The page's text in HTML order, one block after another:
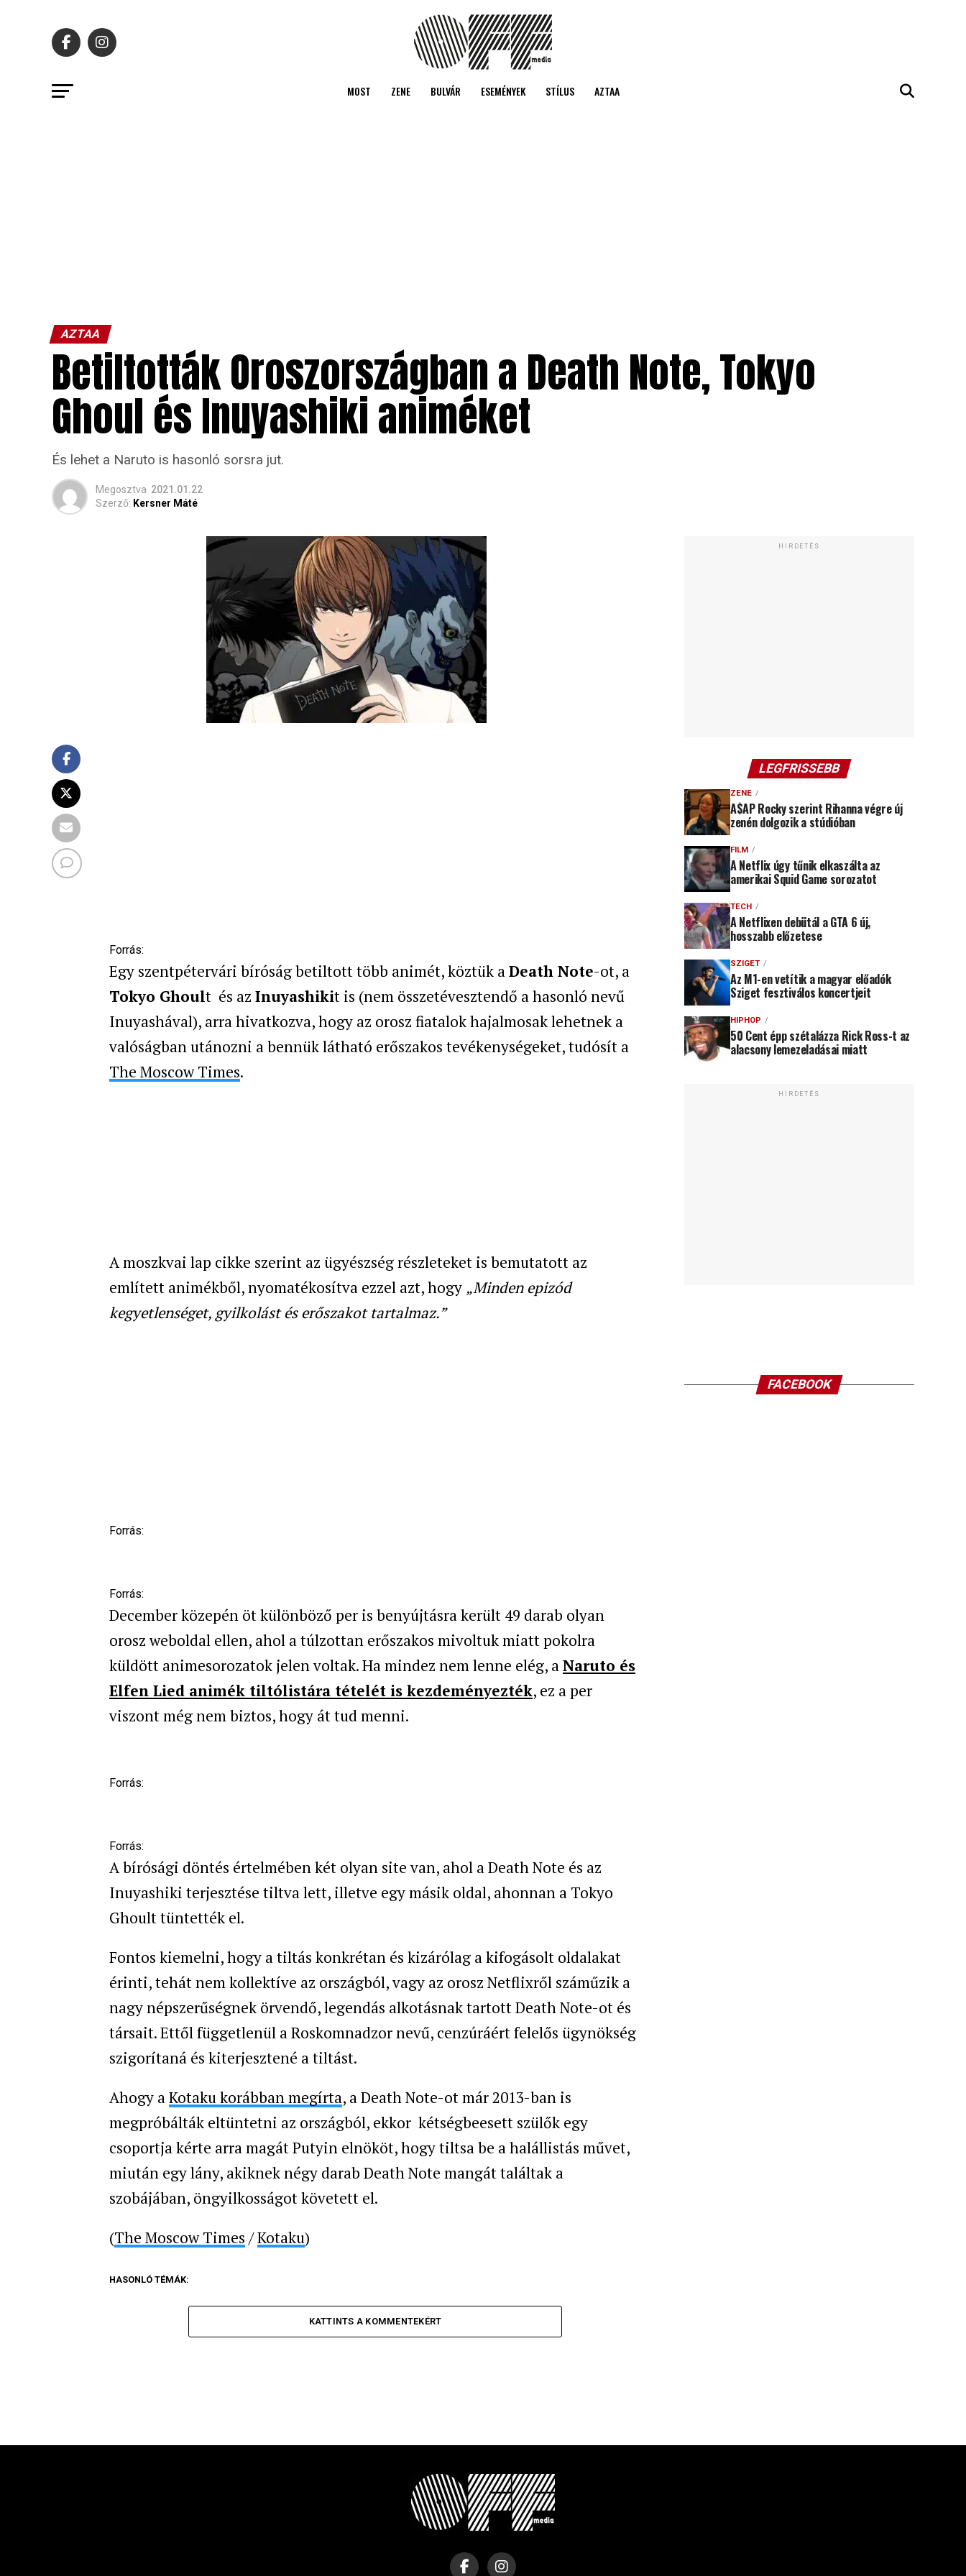
MOST ZENE BULVÁR ESEMÉNYEK STÍLUS AZTAA
AZTAA
Betiltották Oroszországban a Death Note, Tokyo
Ghoul és Inuyashiki animéket
És lehet a Naruto is hasonló sorsra jut.
Megosztva 2021.01.22
Szerző: Kersner Máté
Forrás:
Egy szentpétervári bíróság betiltott több animét, köztük aDeath Note-ot, a
Tokyo Ghoult és az Inuyashikit is (nem összetévesztendő a hasonló nevű
Inuyashával), arra hivatkozva, hogy az orosz fiatalok hajalmosak lehetnek a
valóságban utánozni a bennük látható erőszakos tevékenységeket, tudósít a
The Moscow Times.
A moszkvai lap cikke szerint az ügyészség részleteket is bemutatott az
említett animékből, nyomatékosítva ezzel azt, hogy „Minden epizód
kegyetlenséget, gyilkolást és erőszakot tartalmaz.”
Forrás:
Forrás:
December közepén öt különböző per is benyújtásra került 49 darab olyan
orosz weboldal ellen, ahol a túlzottan erőszakos mivoltuk miatt pokolra
küldött animesorozatok jelen voltak. Ha mindez nem lenne elég, aNaruto és
Elfen Lied animék tiltólistára tételét is kezdeményezték, ez a per
viszont még nem biztos, hogy át tud menni.
Forrás:
Forrás:
A bírósági döntés értelmében két olyan site van, ahol a Death Note és az
Inuyashiki terjesztése tiltva lett, illetve egy másik oldal, ahonnan a Tokyo
Ghoult tüntették el.
Fontos kiemelni, hogy a tiltás konkrétan és kizárólag a kifogásolt oldalakat
érinti, tehát nem kollektíve az országból, vagy az orosz Netflixről száműzik a
nagy népszerűségnek örvendő, legendás alkotásnak tartott Death Note-ot és
társait. Ettől függetlenül a Roskomnadzor nevű, cenzúráért felelős ügynökség
szigorítaná és kiterjesztené a tiltást.
Ahogy aKotaku korábban megírta, a Death Note-ot már 2013-ban is
megpróbálták eltüntetni az országból, ekkor kétségbeesett szülők egy
csoportja kérte arra magát Putyin elnököt, hogy tiltsa be a halállistás művet,
miután egy lány, akiknek négy darab Death Note mangát találtak a
szobájában, öngyilkosságot követett el.
(The Moscow Times /Kotaku)
HASONLÓ TÉMÁK:
KATTINTS A KOMMENTEKÉRT
HIRDETÉS
LEGFRISSEBB
ZENE
A$AP Rocky szerint Rihanna végre új
zenén dolgozik a stúdióban
FILM
A Netflix úgy tűnik elkaszálta az
amerikai Squid Game sorozatot
TECH
A Netflixen debütál a GTA 6 új,
hosszabb előzetese
SZIGET
Az M1-en vetítik a magyar előadók
Sziget fesztiválos koncertjeit
HIPHOP
50 Cent épp szétalázza Rick Ross-t az
alacsony lemezeladásai miatt
HIRDETÉS
FACEBOOK